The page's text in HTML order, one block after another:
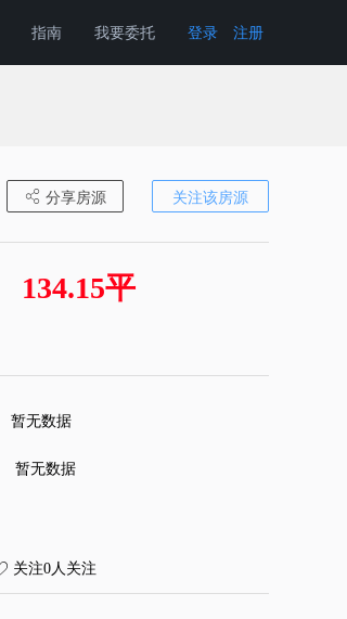
登录 注册
指南 我要委托
分享房源 关注该房源
134.15平
暂无数据
暂无数据
关注0人关注